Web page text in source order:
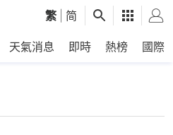
繁 简
天氣消息 即時 熱榜 國際